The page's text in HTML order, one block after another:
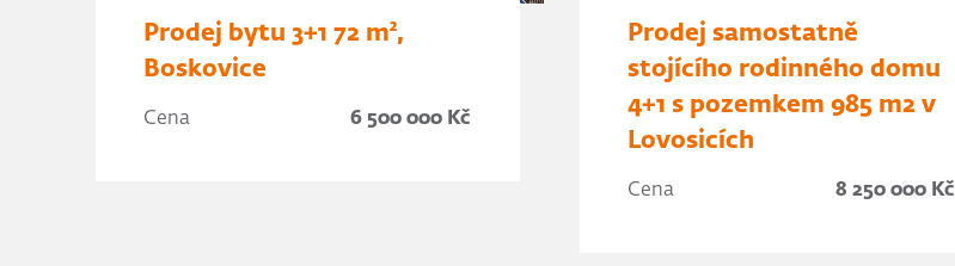
Prodej bytu 3+1 72 m²,
Boskovice
Cena 6 500 000 Kč
Prodej samostatně
stojícího rodinného domu
4+1 s pozemkem 985 m2 v
Lovosicích
Cena 8 250 000 Kč